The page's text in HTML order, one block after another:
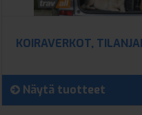
KOIRAVERKOT,
Näytä tuotteet